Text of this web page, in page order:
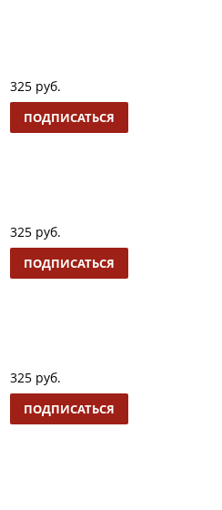
325 руб.
ПОДПИСАТЬСЯ
325 руб.
ПОДПИСАТЬСЯ
325 руб.
ПОДПИСАТЬСЯ